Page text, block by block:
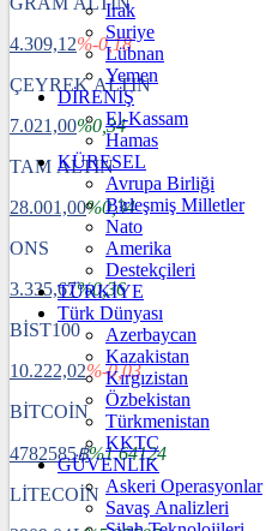
4.309,12%-0,18
ÇEYREK ALTIN
7.021,00%0,34
TAM ALTIN
28.001,00%0,34
ONS
3.335,67%0,36
BİST100
10.222,02%-0,03
BİTCOİN
4782585฿%1.64124
LİTECOİN
Irak
Suriye
Lübnan
Yemen
DİRENİŞ
El-Kassam
Hamas
KÜRESEL
Avrupa Birliği
Birleşmiş Milletler
Nato
Amerika
Destekçileri
TÜRKİYE
Türk Dünyası
Azerbaycan
Kazakistan
Kırgızistan
Özbekistan
Türkmenistan
KKTC
GÜVENLİK
Askeri Operasyonlar
Savaş Analizleri